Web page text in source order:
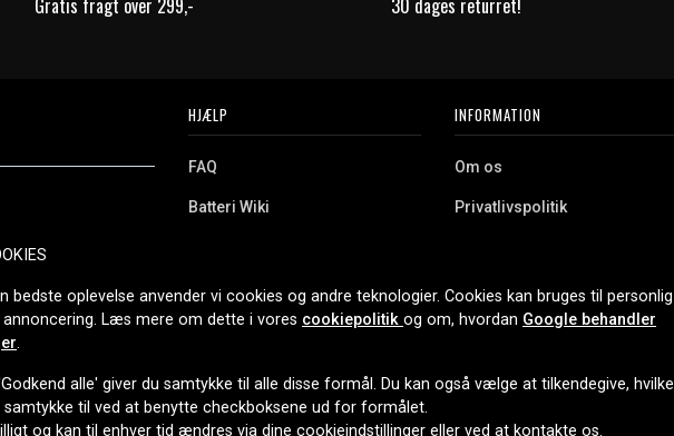
Gratis fragt over 299,- 30 dages returret!
Vi tilbyder et
og meget
nethandel siden
HJÆLP
FAQ
Batteri Wiki
Erhvervskunde
INFORMATION
Om os
Privatlivspolitik
Cookies
LEVERINGSMULIGHEDER
bedste oplevelse anvender vi cookies og andre teknologier. Cookies kan bruges til personlig
Læs mere om dette i vores cookiepolitik og om, hvordan Google behandler
.
alle' giver du samtykke til alle disse formål. Du kan også vælge at tilkendegive, hvilke
til ved at benytte checkboksene ud for formålet.
og kan til enhver tid ændres via dine cookieindstillinger eller ved at kontakte os.